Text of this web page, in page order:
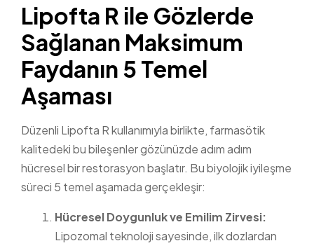
Lipofta R ile Gözlerde
Sağlanan Maksimum
Faydanın 5 Temel
Aşaması
Düzenli Lipofta R kullanımıyla birlikte, farmasötik
kalitedeki bu bileşenler gözünüzde adım adım
hücresel bir restorasyon başlatır. Bu biyolojik iyileşme
süreci 5 temel aşamada gerçekleşir:
Hücresel Doygunluk ve Emilim Zirvesi:
Lipozomal teknoloji sayesinde, ilk dozlardan